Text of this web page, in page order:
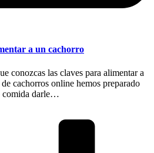
a un cachorro
conozcas las claves para alimentar a
cachorros online hemos preparado
comida darle…